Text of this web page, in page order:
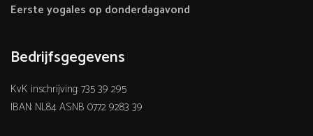
Eerste yogales op donderdagavond
Bedrijfsgegevens
KvK inschrijving: 735 39 295
IBAN: NL84 ASNB 0772 9283 39